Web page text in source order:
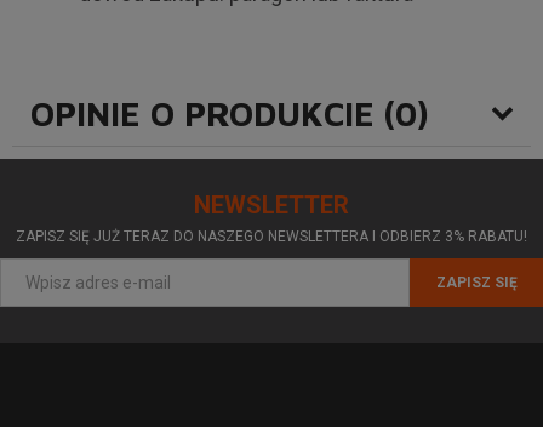
OPINIE O PRODUKCIE (0)
NEWSLETTER
ZAPISZ SIĘ JUŻ TERAZ DO NASZEGO NEWSLETTERA I ODBIERZ 3% RABATU!
ZAPISZ SIĘ